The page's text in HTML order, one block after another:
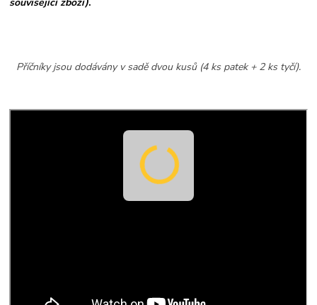
Příčníky jsou dodávány v sadě dvou kusů (4 ks patek + 2 ks tyčí).